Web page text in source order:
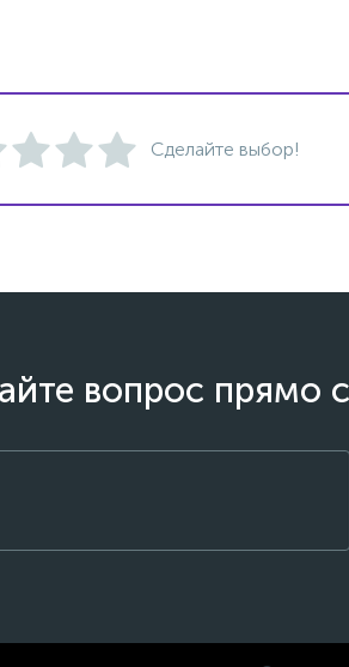
Сделайте выбор!
вопрос прямо